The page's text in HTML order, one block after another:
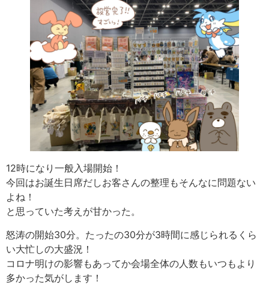
12時になり一般入場開始！
今回はお誕生日席だしお客さんの整理もそんなに問題ない
よね！
と思っていた考えが甘かった。
怒涛の開始30分。たったの30分が3時間に感じられるくら
い大忙しの大盛況！
コロナ明けの影響もあってか会場全体の人数もいつもより
多かった気がします！